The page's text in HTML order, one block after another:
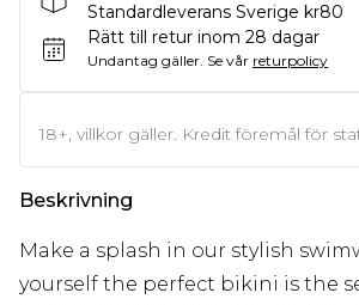
Standardleverans Sverige kr80
Rätt till retur inom 28 dagar
Undantag gäller. Se vår returpolicy
18+, villkor gäller. Kredit föremål för
Beskrivning
Make a splash in our stylish
yourself the perfect bikini is the